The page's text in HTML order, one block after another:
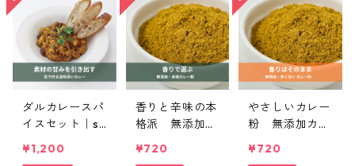
ダルカレースパ
イスセット｜sp
イスセット
¥1,200
香りと辛味の本
格派 無添加
e roomスパイ
¥720
やさしいカレー
粉 無添加カレ
｜spice room
¥720